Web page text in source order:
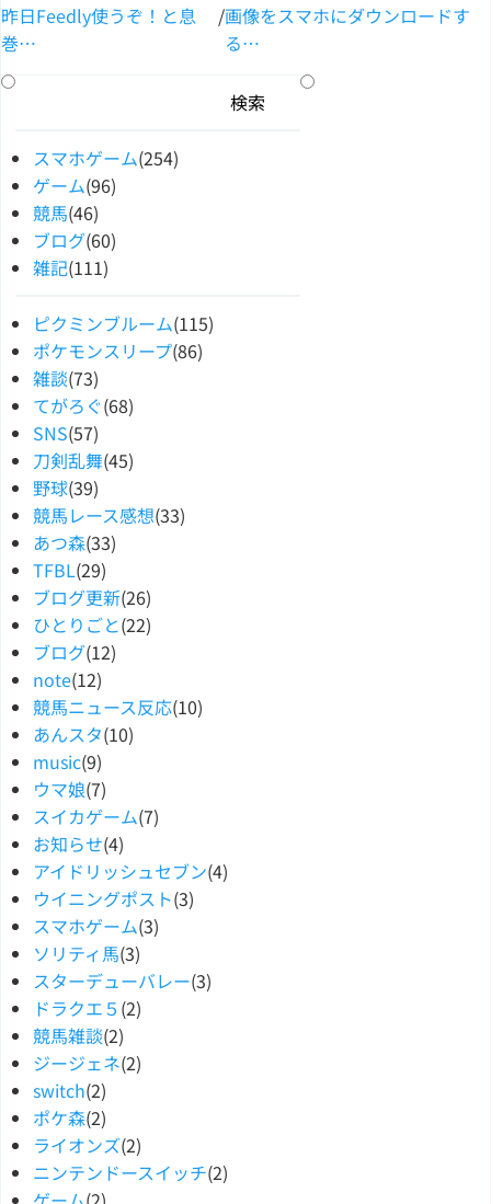
昨日Feedly使うぞ！と息
巻…
/画像をスマホにダウンロードす
る…
スマホゲーム(254)
ゲーム(96)
競馬(46)
ブログ(60)
雑記(111)
ピクミンブルーム(115)
ポケモンスリープ(86)
雑談(73)
てがろぐ(68)
SNS(57)
刀剣乱舞(45)
野球(39)
競馬レース感想(33)
あつ森(33)
TFBL(29)
ブログ更新(26)
ひとりごと(22)
ブログ(12)
note(12)
競馬ニュース反応(10)
あんスタ(10)
music(9)
ウマ娘(7)
スイカゲーム(7)
お知らせ(4)
アイドリッシュセブン(4)
ウイニングポスト(3)
スマホゲーム(3)
ソリティ馬(3)
スターデューバレー(3)
ドラクエ５ (2)
競馬雑談(2)
ジージェネ(2)
switch(2)
ポケ森(2)
ライオンズ(2)
ニンテンドースイッチ(2)